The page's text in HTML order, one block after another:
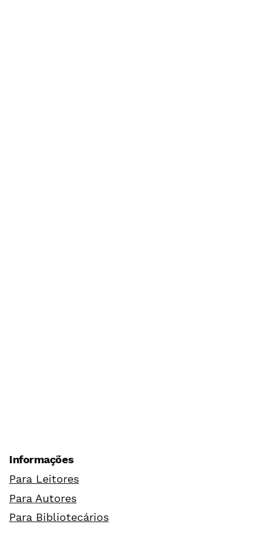
Informações
Para Leitores
Para Autores
Para Bibliotecários